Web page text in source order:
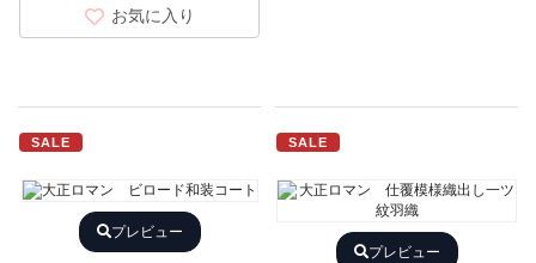
お気に入り
SALE
プレビュー
SALE
プレビュー